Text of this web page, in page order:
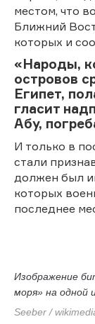
местом, что
Ближний
которых и
«Народы,
островов
Египет,
гласит
Абу,
И только в
стали
должен был
которых
последнее
Изображение
моря» на одной
Seeber /